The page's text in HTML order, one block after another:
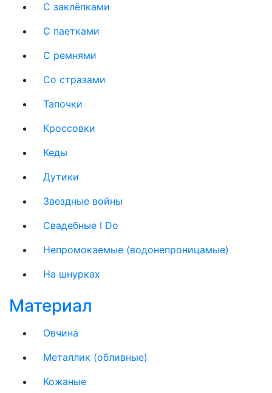
С заклёпками
С паетками
С ремнями
Со стразами
Тапочки
Кроссовки
Кеды
Дутики
Звездные войны
Свадебные I Do
Непромокаемые (водонепроницамые)
На шнурках
Материал
Овчина
Металлик (обливные)
Кожаные